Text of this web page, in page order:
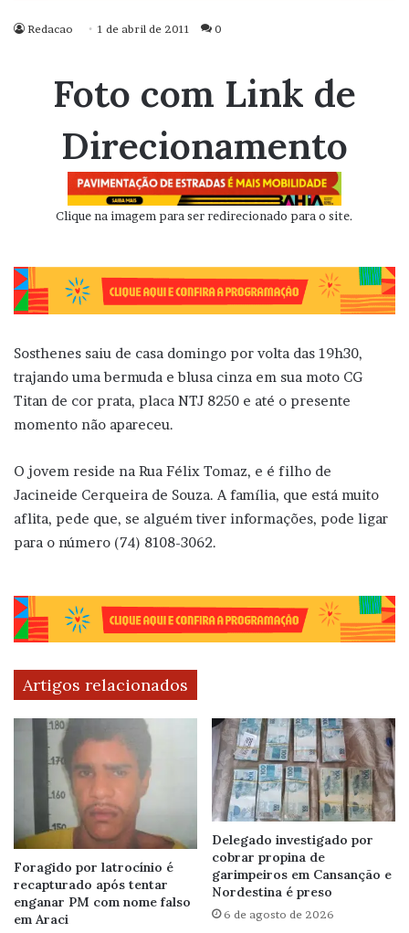
Redacao 1 de abril de 2011 0
Foto com Link de
Direcionamento
Clique na imagem para ser redirecionado para o site.
Sosthenes saiu de casa domingo por volta das 19h30,
trajando uma bermuda e blusa cinza em sua moto CG
Titan de cor prata, placa NTJ 8250 e até o presente
momento não apareceu.
O jovem reside na Rua Félix Tomaz, e é filho de
Jacineide Cerqueira de Souza. A família, que está muito
aflita, pede que, se alguém tiver informações, pode ligar
para o número (74) 8108-3062.
Artigos relacionados
Foragido por latrocínio é
recapturado após tentar
enganar PM com nome falso
em Araci
Delegado investigado por
cobrar propina de
garimpeiros em Cansanção e
Nordestina é preso
6 de agosto de 2026